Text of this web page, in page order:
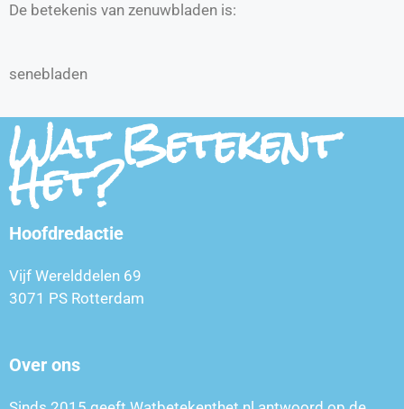
De betekenis van zenuwbladen is:
senebladen
Wat Betekent
Het?
Hoofdredactie
Vijf Werelddelen 69
3071 PS Rotterdam
Over ons